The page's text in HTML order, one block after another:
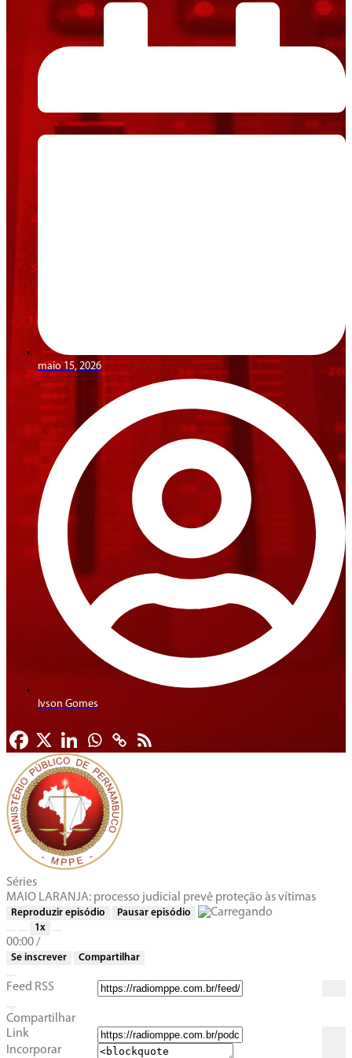
maio 15, 2026
Ivson Gomes
Séries
MAIO LARANJA: processo judicial prevê proteção às vítimas
Reproduzir episódio
Pausar episódio
1x
00:00/
Se inscrever Compartilhar
Feed RSS
Compartilhar
Link
Incorporar